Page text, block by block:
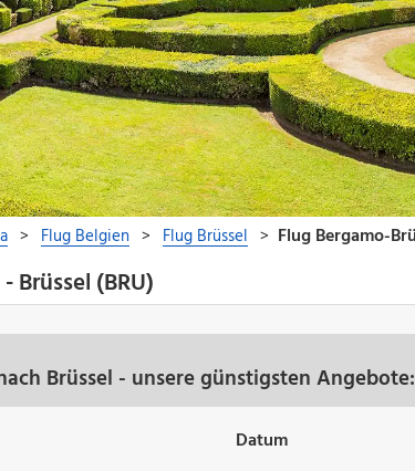
Brüssel (BRU)
Brüssel - unsere günstigsten Angebote:
Datum